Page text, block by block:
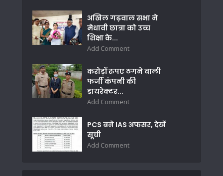
अखिल गढ़वाल सभा ने
मेधावी छात्रा को उच्च
शिक्षा के...
Add Comment
करोड़ों रुपए ठगने वाली
फर्जी कंपनी की
डायरेक्टर...
Add Comment
PCS बने IAS अफसर, देखें
सूची
Add Comment